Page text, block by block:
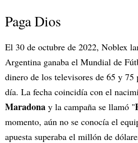
Paga Dios
El 30 de octubre de 2022, Noblex
Argentina ganaba el Mundial de
dinero de los televisores de 65 y 75
día. La fecha coincidía con el
Maradona y la campaña se llamó "
momento, aún no se conocía el
apuesta superaba el millón de